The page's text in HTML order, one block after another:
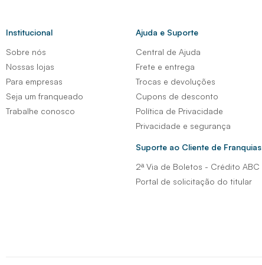
Institucional
Sobre nós
Nossas lojas
Para empresas
Seja um franqueado
Trabalhe conosco
Ajuda e Suporte
Central de Ajuda
Frete e entrega
Trocas e devoluções
Cupons de desconto
Política de Privacidade
Privacidade e segurança
Suporte ao Cliente de Franquias
2ª Via de Boletos - Crédito ABC
Portal de solicitação do titular